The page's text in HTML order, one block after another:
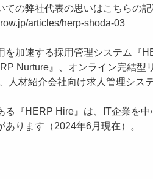
ての弊社代表の思いはこちらの
articles/herp-shoda-03
を加速する採用管理システム『
Nurture』、オンライン完結型
人材紹介会社向け求人管理シス
る『HERP Hire』は、IT企業を
あります（2024年6月現在）。